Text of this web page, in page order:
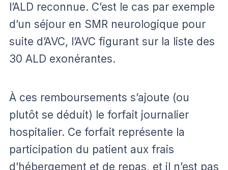
l’ALD reconnue. C’est le cas par exemple
d’un séjour en SMR neurologique pour
suite d’AVC, l’AVC figurant sur la liste des
30 ALD exonérantes.
À ces remboursements s’ajoute (ou
plutôt se déduit) le forfait journalier
hospitalier. Ce forfait représente la
participation du patient aux frais
d’hébergement et de repas, et il n’est pas